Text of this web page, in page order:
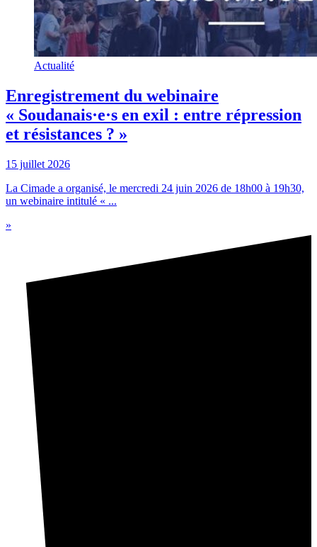
Actualité
Enregistrement du webinaire
« Soudanais·e·s en exil : entre répression
et résistances ? »
15 juillet 2026
La Cimade a organisé, le mercredi 24 juin 2026 de 18h00 à 19h30,
un webinaire intitulé « ...
»